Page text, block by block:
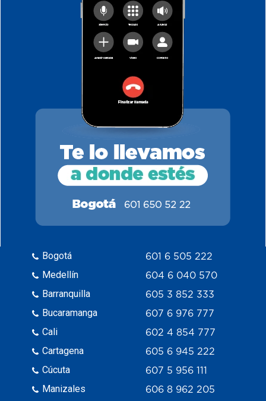
Bogotá
Medellín
Barranquilla
Bucaramanga
Cali
Cartagena
Cúcuta
Manizales
601 6 505 222
604 6 040 570
605 3 852 333
607 6 976 777
602 4 854 777
605 6 945 222
607 5 956 111
606 8 962 205